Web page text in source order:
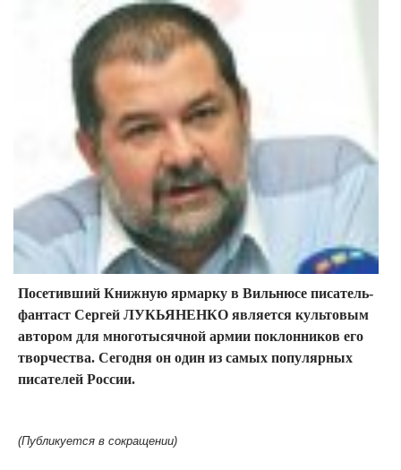
Посетивший Книжную ярмарку в Вильнюсе писатель-
фантаст Сергей ЛУКЬЯНЕНКО является культовым
автором для многотысячной армии поклонников его
творчества. Сегодня он один из самых популярных
писателей России.
(Публикуется в сокращении)